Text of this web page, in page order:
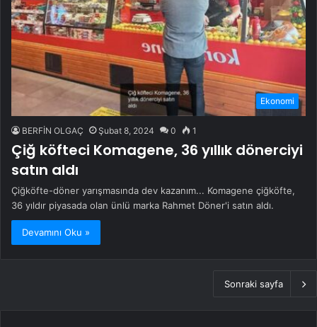
Ekonomi
BERFİN OLGAÇ Şubat 8, 2024 0 1
Çiğ köfteci Komagene, 36 yıllık dönerciyi
satın aldı
Çiğköfte-döner yarışmasında dev kazanım... Komagene çiğköfte,
36 yıldır piyasada olan ünlü marka Rahmet Döner'i satın aldı.
Devamını Oku »
Sonraki sayfa